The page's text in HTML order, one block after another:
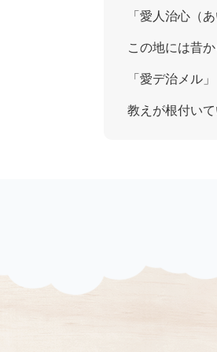
「愛人治心（
この地には昔か
「愛デ治メル
教えが根付いて